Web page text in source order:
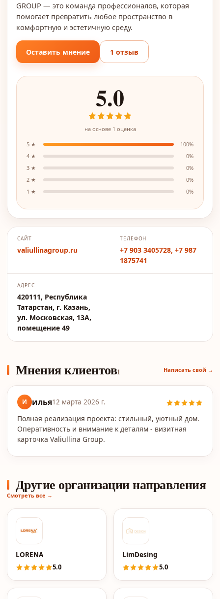
GROUP — это команда профессионалов, которая
помогает превратить любое пространство в
комфортную и эстетичную среду.
Оставить мнение 1 отзыв
5.0
на основе 1 оценка
5 ★ 100%
4 ★ 0%
3 ★ 0%
2 ★ 0%
1 ★ 0%
САЙТ
valiullinagroup.ru
ТЕЛЕФОН
+7 903 3405728, +7 987
1875741
АДРЕС
420111, Республика
Татарстан, г. Казань,
ул. Московская, 13А,
помещение 49
Мнения клиентов1 Написать свой →
И илья12 марта 2026 г.
Полная реализация проекта: стильный, уютный дом.
Оперативность и внимание к деталям - визитная
карточка Valiullina Group.
Другие организации направления
Смотреть все →
LORENA
5.0
LimDesing
5.0